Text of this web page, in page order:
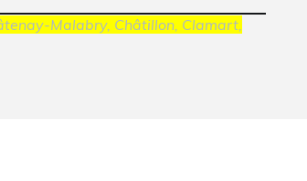
Malabry, Châtillon, Clamart,